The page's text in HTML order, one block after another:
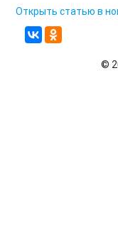
Открыть статью в
©